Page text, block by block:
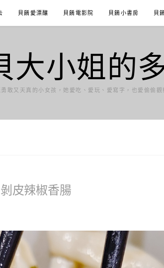
貝餚愛漂釀 貝餚電影院 貝餚小書房 貝
大小姐的
敢又天真的小女孩，她愛吃、愛玩、愛寫字，也愛偷偷
皮辣椒香腸